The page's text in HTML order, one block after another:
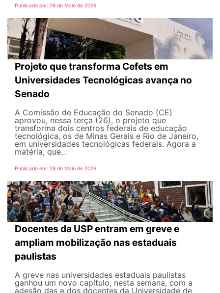
Publicado em: 28 de Maio de 2026
Projeto que transforma Cefets em
Universidades Tecnológicas avança no
Senado
A Comissão de Educação do Senado (CE)
aprovou, nessa terça (26), o projeto que
transforma dois centros federais de educação
tecnológica, os de Minas Gerais e Rio de Janeiro,
em universidades tecnológicas federais. Agora a
matéria, que...
Publicado em: 28 de Maio de 2026
Docentes da USP entram em greve e
ampliam mobilização nas estaduais
paulistas
A greve nas universidades estaduais paulistas
ganhou um novo capítulo, nesta semana, com a
adesão das e dos docentes da Universidade de